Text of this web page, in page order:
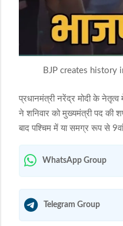
BJP creates history
प्रधानमंत्री नरेंद्र मोदी के
ने शनिवार को मुख्यमंत्री पद की
बाद पश्चिम में या समग्र रूप से
WhatsApp Group
Telegram Group